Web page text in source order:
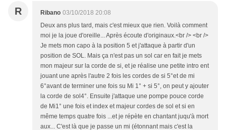
R Ribano 03/10/2018 20:08
Deux ans plus tard, mais c'est mieux que rien. Voilà comment
moi je la joue d'oreille... Après écoute d'originaux.<br /> <br />
Je mets mon capo à la position 5 et j'attaque à partir d'un
position de SOL. Mais ça n'est pas un sol car en fait je mets
mon majeur sur la corde de si, et je réalise une petite intro ent
jouant une après l'autre 2 fois les cordes de si 5°et de mi
6°avant de terminer une fois su Mi 1° + si 5°, on peut y ajouter
la corde de sol4°. Ensuite j'attaque une pompe pouce corde
de Mi1° une fois et index et majeur cordes de sol et si en
même temps quatre fois ...et je répète en chantant juqu'à mort
aux... C'est là que je passe un mi (étonnant mais c'est la